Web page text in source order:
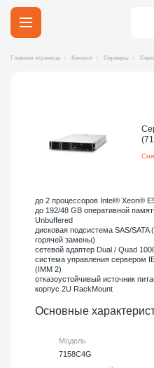
Главная страница Каталог Серверы
до 2 процессоров Intel® Xeon®
до 192/48 GB оперативной
Unbuffered
дисковая подсистема SAS/
горячей замены)
сетевой адаптер Dual / Quad
система управления сервером
(IMM 2)
отказоустойчивый источник
корпус 2U RackMount
Основные
Модель
7158C4G